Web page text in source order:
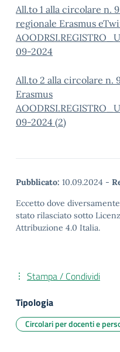
All.to 1 alla circolare n.
regionale Erasmus
09-2024
All.to 2 alla circolare n.
Erasmus
09-2024 (2)
Pubblicato: 10.09.2024 -
Eccetto dove
stato rilasciato sotto
Attribuzione 4.0 Italia.
Stampa / Condividi
Tipologia
Circolari per docenti e